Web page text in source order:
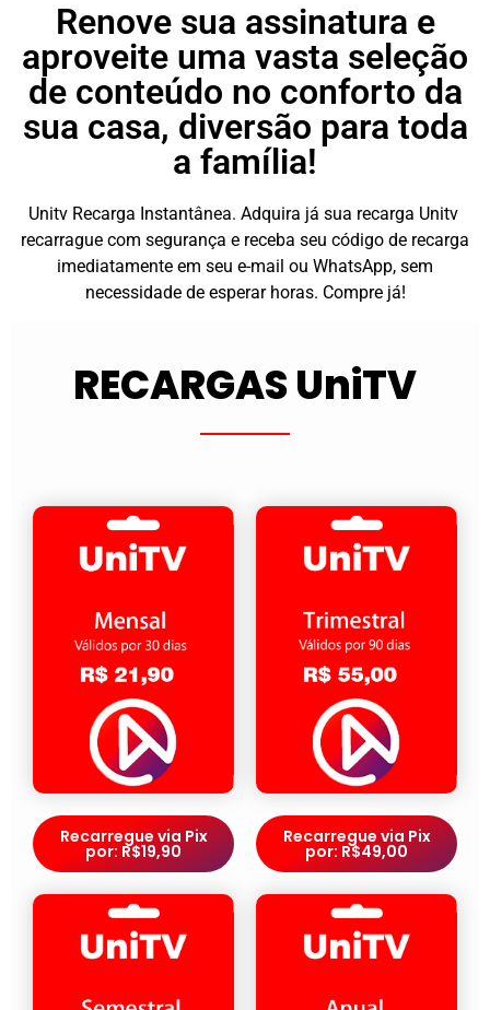
Renove sua assinatura e
aproveite uma vasta seleção
de conteúdo no conforto da
sua casa, diversão para toda
a família!
Unitv Recarga Instantânea. Adquira já sua recarga Unitv
recarrague com segurança e receba seu código de recarga
imediatamente em seu e-mail ou WhatsApp, sem
necessidade de esperar horas. Compre já!
RECARGAS UniTV
Recarregue via Pix
por: R$19,90
Recarregue via Pix
por: R$49,00